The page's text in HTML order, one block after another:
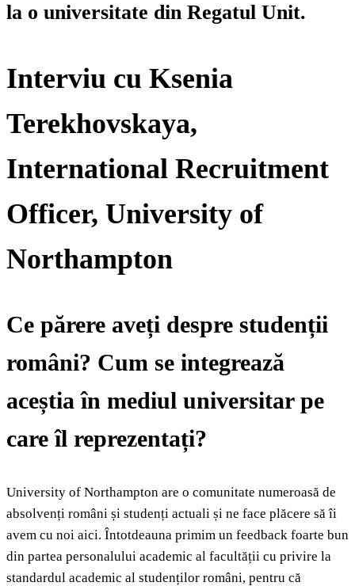
la o universitate din Regatul Unit.
Interviu cu Ksenia
Terekhovskaya,
International Recruitment
Officer, University of
Northampton
Ce părere aveți despre studenții
români? Cum se integrează
aceștia în mediul universitar pe
care îl reprezentați?
University of Northampton are o comunitate numeroasă de
absolvenți români și studenți actuali și ne face plăcere să îi
avem cu noi aici. Întotdeauna primim un feedback foarte bun
din partea personalului academic al facultății cu privire la
standardul academic al studenților români, pentru că